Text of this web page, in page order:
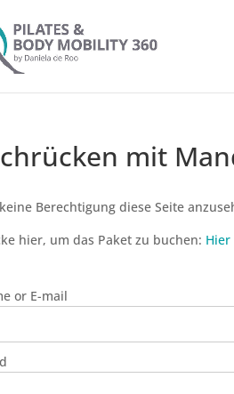
mit
Berechtigung diese Seite
hier, um das Paket zu buchen:
or E-mail